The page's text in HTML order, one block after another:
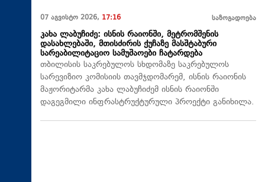
07 აგვისტო 2026, 17:16 საზოგადოება
კახა ლაბუჩიძე: ისნის რაიონში, მეტრომშენის
დასახლებაში, მთისძირის ქუჩაზე მასშტაბური
სარეაბილიტაციო სამუშაოები ჩატარდება
თბილისის საკრებულოს სხდომაზე საკრებულოს
სარევიზიო კომისიის თავმჯდომარემ, ისნის რაიონის
მაჟორიტარმა კახა ლაბუჩიძემ ისნის რაიონში
დაგეგმილი ინფრასტრუქტურული პროექტი განიხილა.